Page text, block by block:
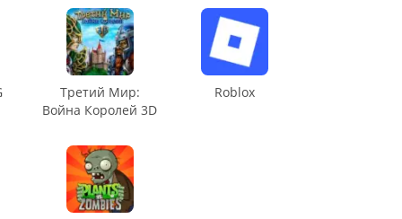
Третий Мир:
Война Королей 3D
Roblox